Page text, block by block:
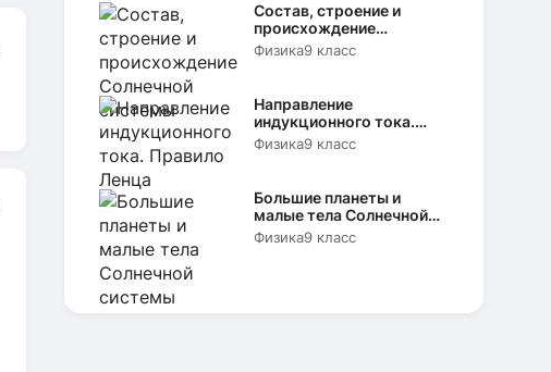
Состав, строение и
происхождение
Солнечной системы
Физика9 класс
Направление
индукционного тока.
Правило Ленца
Физика9 класс
Большие планеты и
малые тела Солнечной
системы
Физика9 класс